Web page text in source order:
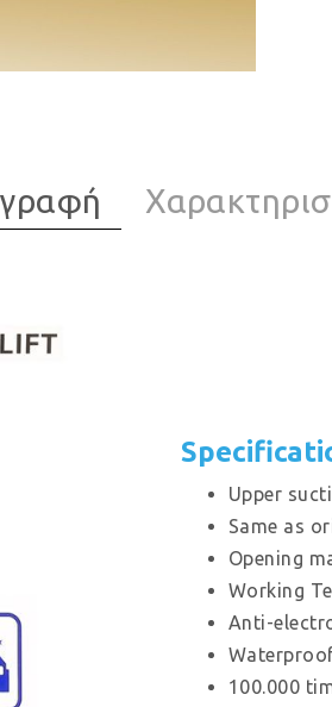
Upper
Same as
Opening
Working
Anti-
100.000